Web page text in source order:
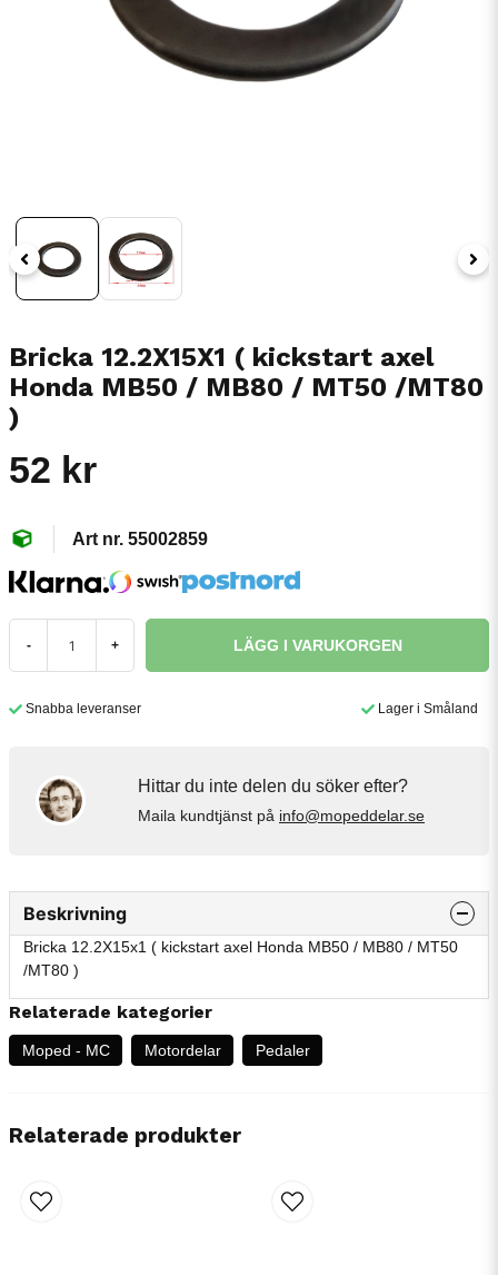
Bricka 12.2X15X1 ( kickstart axel
Honda MB50 / MB80 / MT50 /MT80
)
52 kr
55002859
- + LÄGG I VARUKORGEN
Snabba leveranser Lager i Småland
Hittar du inte delen du söker efter?
Maila kundtjänst på info@mopeddelar.se
Beskrivning
Bricka 12.2X15x1 ( kickstart axel Honda MB50 / MB80 / MT50
/MT80 )
Relaterade kategorier
Moped - MC Motordelar Pedaler
Relaterade produkter